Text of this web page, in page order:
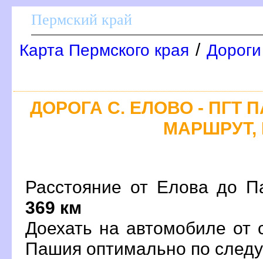
Пермский край
Карта Пермского края /
ДОРОГА С. ЕЛОВО - ПГТ
МАРШРУТ,
Расстояние от Елова до
369 км
Доехать на автомобиле от
Пашия оптимально по